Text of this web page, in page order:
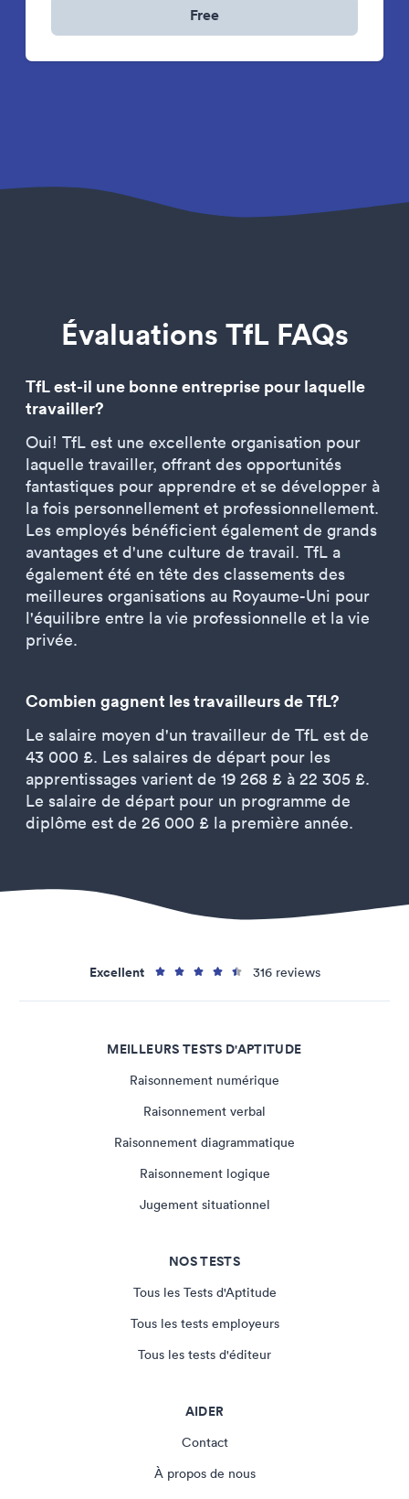
Free
Évaluations TfL FAQs
TfL est-il une bonne entreprise pour laquelle
travailler?
Oui! TfL est une excellente organisation pour
laquelle travailler, offrant des opportunités
fantastiques pour apprendre et se développer à
la fois personnellement et professionnellement.
Les employés bénéficient également de grands
avantages et d'une culture de travail. TfL a
également été en tête des classements des
meilleures organisations au Royaume-Uni pour
l'équilibre entre la vie professionnelle et la vie
privée.
Combien gagnent les travailleurs de TfL?
Le salaire moyen d'un travailleur de TfL est de
43 000 £. Les salaires de départ pour les
apprentissages varient de 19 268 £ à 22 305 £.
Le salaire de départ pour un programme de
diplôme est de 26 000 £ la première année.
Excellent 316 reviews
MEILLEURS TESTS D'APTITUDE
Raisonnement numérique
Raisonnement verbal
Raisonnement diagrammatique
Raisonnement logique
Jugement situationnel
NOS TESTS
Tous les Tests d'Aptitude
Tous les tests employeurs
Tous les tests d'éditeur
AIDER
Contact
À propos de nous